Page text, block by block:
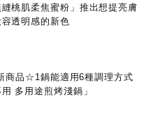
桃肌柔焦蜜粉」推出想提亮膚
透明感的新色
商品☆1鍋能適用6種調理方式
用 多用途煎烤淺鍋」